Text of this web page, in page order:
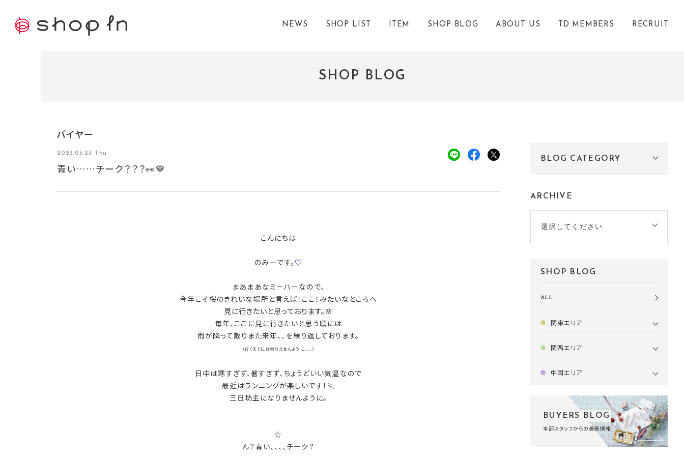
NEWS SHOP LIST ITEM SHOP BLOG ABOUT US TD MEMBERS RECRUIT
SHOP BLOG
バイヤー
2023.03.23 Thu
青い……チーク？？？👀💙
こんにちは
のみ―です。 ♡
まあまあなミーハーなので、
今年こそ桜のきれいな場所と言えば！ここ！みたいなところへ
見に行きたいと思っております。🌸
毎年、ここに見に行きたいと思う頃には
雨が降って散りまた来年、、を繰り返しております。
（行くまでには散りませんように、、、）
日中は寒すぎず、暑すぎず、ちょうどいい気温なので
最近はランニングが楽しいです！🏃
三日坊主になりませんように。
☆
ん？青い、、、、チーク？
BLOG CATEGORY
ARCHIVE
選択してください
SHOP BLOG
ALL
関東エリア
関西エリア
中国エリア
BUYERS BLOG
本部スタッフからの最新情報